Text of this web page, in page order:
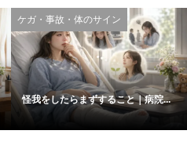
ケガ・事故・体のサイン
怪我をしたらまずすること｜病院...